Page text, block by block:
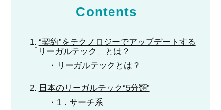
Contents
“契約”をテクノロジーでアップデートする
「リーガルテック」とは？
リーガルテックとは？
日本のリーガルテック“5分類”
1．サーチ系